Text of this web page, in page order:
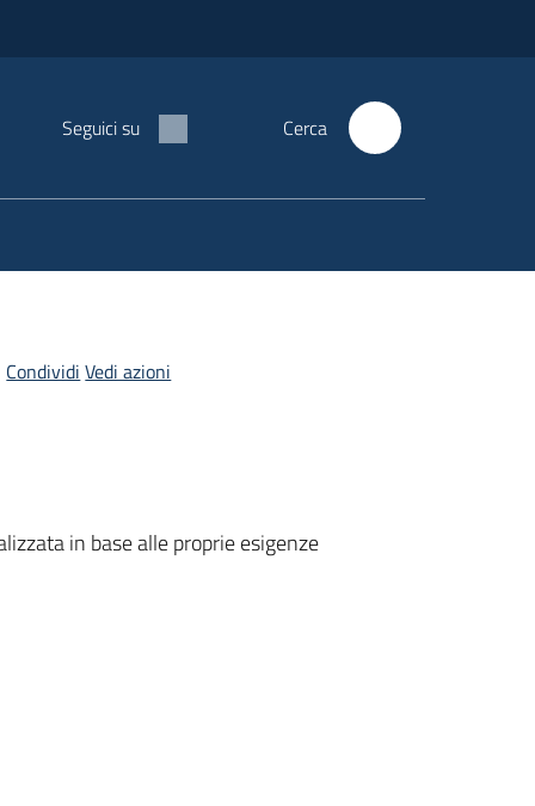
Seguici su Cerca
Condividi Vedi azioni
in base alle proprie esigenze